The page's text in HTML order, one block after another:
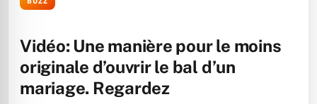
Vidéo: Une manière pour le moins
originale d’ouvrir le bal d’un
mariage. Regardez